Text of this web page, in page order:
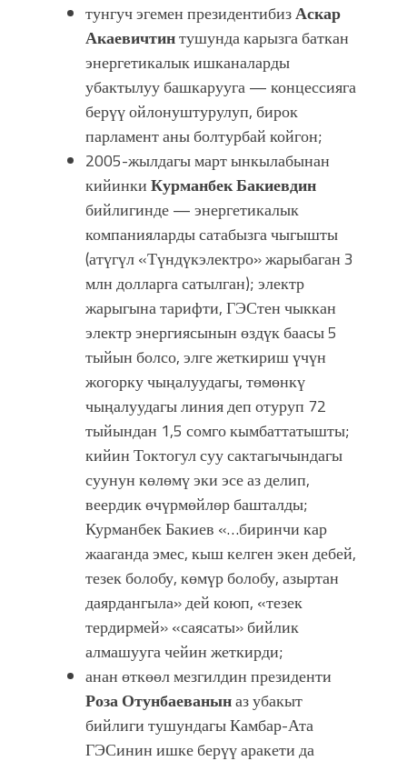
тунгуч эгемен президентибизАскар
Акаевичтинтушунда карызга баткан
энергетикалык ишканаларды
убактылуу башкарууга — концессияга
берүү ойлонуштурулуп, бирок
парламент аны болтурбай койгон;
2005-жылдагы март ынкылабынан
кийинкиКурманбек Бакиевдин
бийлигинде — энергетикалык
компанияларды сатабызга чыгышты
(атүгүл «Түндүкэлектро» жарыбаган 3
млн долларга сатылган); электр
жарыгына тарифти, ГЭСтен чыккан
электр энергиясынын өздүк баасы 5
тыйын болсо, элге жеткириш үчүн
жогорку чыңалуудагы, төмөнкү
чыңалуудагы линия деп отуруп 72
тыйындан 1,5 сомго кымбаттатышты;
кийин Токтогул суу сактагычындагы
суунун көлөмү эки эсе аз делип,
веердик өчүрмөйлөр башталды;
Курманбек Бакиев «…биринчи кар
жааганда эмес, кыш келген экен дебей,
тезек болобу, көмүр болобу, азыртан
даярдангыла» дей коюп, «тезек
тердирмей» «саясаты» бийлик
алмашууга чейин жеткирди;
анан өткөөл мезгилдин президенти
Роза Отунбаеваныназ убакыт
бийлиги тушундагы Камбар-Ата
ГЭСинин ишке берүү аракети да